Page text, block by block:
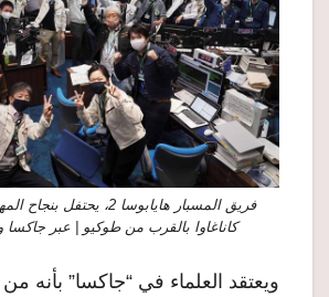
فريق المسبار هايابوسا 2،
كاناغاوا بالقرب من طوكيو | عبر جاكسا
ويعتقد العلماء في “جاكسا” بأنه